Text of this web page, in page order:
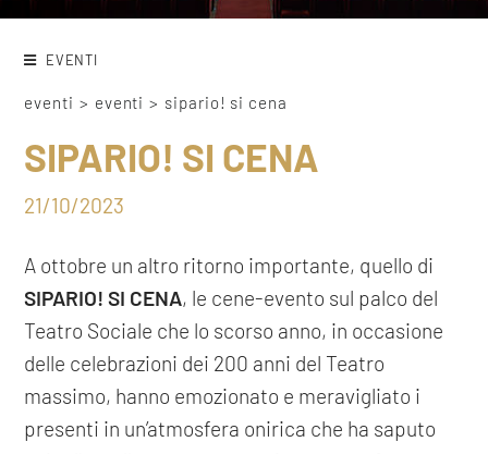
EVENTI
eventi > eventi > sipario! si cena
SIPARIO! SI CENA
21/10/2023
A ottobre un altro ritorno importante, quello di
SIPARIO! SI CENA, le cene-evento sul palco del
Teatro Sociale che lo scorso anno, in occasione
delle celebrazioni dei 200 anni del Teatro
massimo, hanno emozionato e meravigliato i
presenti in un’atmosfera onirica che ha saputo